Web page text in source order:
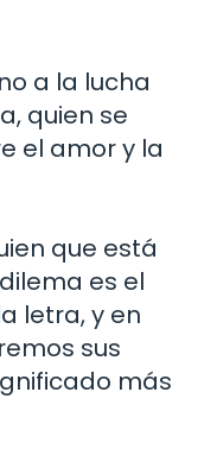
a la lucha
quien se
el amor y la
que está
es el
letra, y en
sus
más